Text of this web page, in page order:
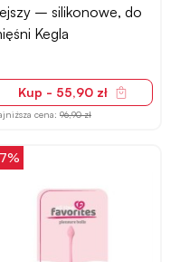
– silikonowe, do
Kegla
Kup - 55,90 zł
cena: 96,90 zł